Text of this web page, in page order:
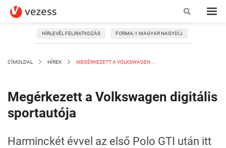
HÍRLEVÉL FELIRATKOZÁS FORMA-1 MAGYAR NAGYDÍJ
CÍMOLDAL HÍREK MEGÉRKEZETT A VOLKSWAGEN...
Megérkezett a Volkswagen digitális
sportautója
Harminckét évvel az első Polo GTI után itt